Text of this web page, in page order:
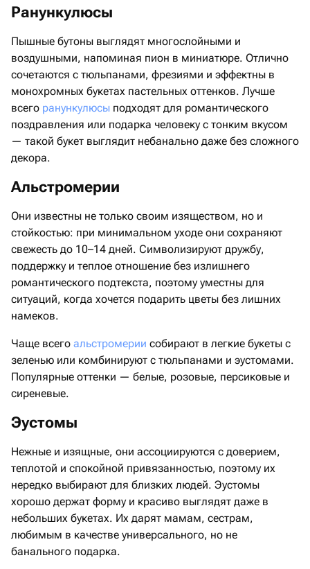
Ранункулюсы
Пышные бутоны выглядят многослойными и
воздушными, напоминая пион в миниатюре. Отлично
сочетаются с тюльпанами, фрезиями и эффектны в
монохромных букетах пастельных оттенков. Лучше
всего ранункулюсы подходят для романтического
поздравления или подарка человеку с тонким вкусом
— такой букет выглядит небанально даже без сложного
декора.
Альстромерии
Они известны не только своим изяществом, но и
стойкостью: при минимальном уходе они сохраняют
свежесть до 10–14 дней. Символизируют дружбу,
поддержку и теплое отношение без излишнего
романтического подтекста, поэтому уместны для
ситуаций, когда хочется подарить цветы без лишних
намеков.
Чаще всего альстромерии собирают в легкие букеты с
зеленью или комбинируют с тюльпанами и эустомами.
Популярные оттенки — белые, розовые, персиковые и
сиреневые.
Эустомы
Нежные и изящные, они ассоциируются с доверием,
теплотой и спокойной привязанностью, поэтому их
нередко выбирают для близких людей. Эустомы
хорошо держат форму и красиво выглядят даже в
небольших букетах. Их дарят мамам, сестрам,
любимым в качестве универсального, но не
банального подарка.